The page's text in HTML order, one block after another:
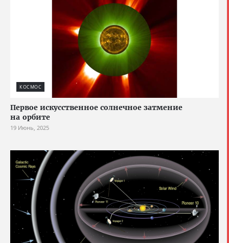
КОСМОС
Первое искусственное солнечное затмение
на орбите
19 Июнь, 2025